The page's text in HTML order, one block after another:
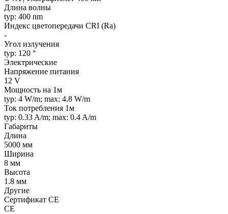
Длина волны
typ: 400 nm
Индекс цветопередачи CRI (Ra)
-
Угол излучения
typ: 120 °
Электрические
Напряжение питания
12 V
Мощность на 1м
typ: 4 W/m; max: 4.8 W/m
Ток потребления 1м
typ: 0.33 A/m; max: 0.4 A/m
Габариты
Длина
5000 мм
Ширина
8 мм
Высота
1.8 мм
Другие
Сертификат CE
CE